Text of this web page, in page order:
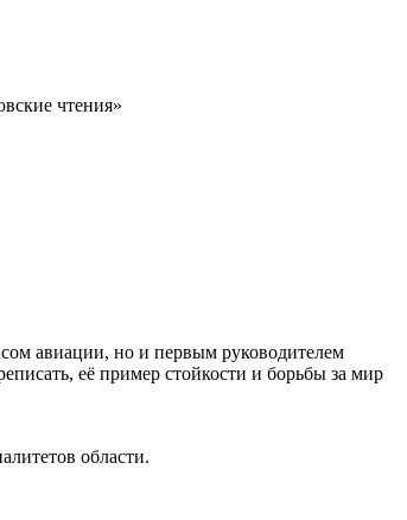
чтения»
авиации, но и первым руководителем
её пример стойкости и борьбы за мир
области.